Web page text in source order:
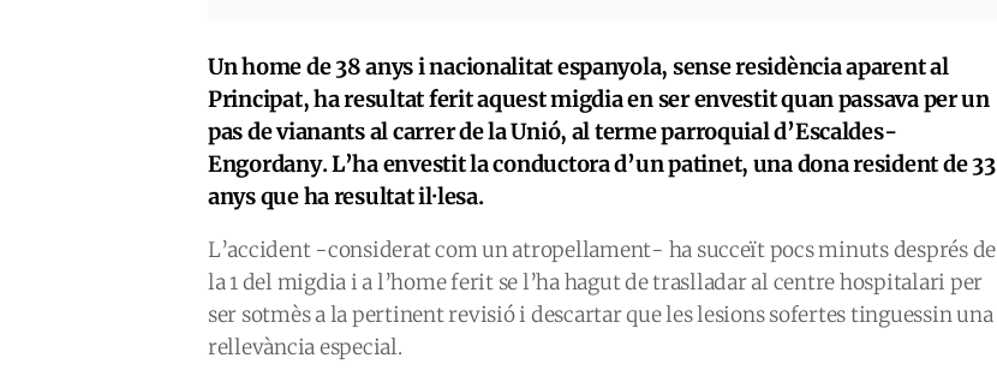
Un home de 38 anys i nacionalitat espanyola, sense residència aparent al
Principat, ha resultat ferit aquest migdia en ser envestit quan passava per un
pas de vianants al carrer de la Unió, al terme parroquial d’Escaldes-
Engordany. L’ha envestit la conductora d’un patinet, una dona resident de 33
anys que ha resultat il·lesa.
L’accident -considerat com un atropellament- ha succeït pocs minuts després de
la 1 del migdia i a l’home ferit se l’ha hagut de traslladar al centre hospitalari per
ser sotmès a la pertinent revisió i descartar que les lesions sofertes tinguessin una
rellevància especial.